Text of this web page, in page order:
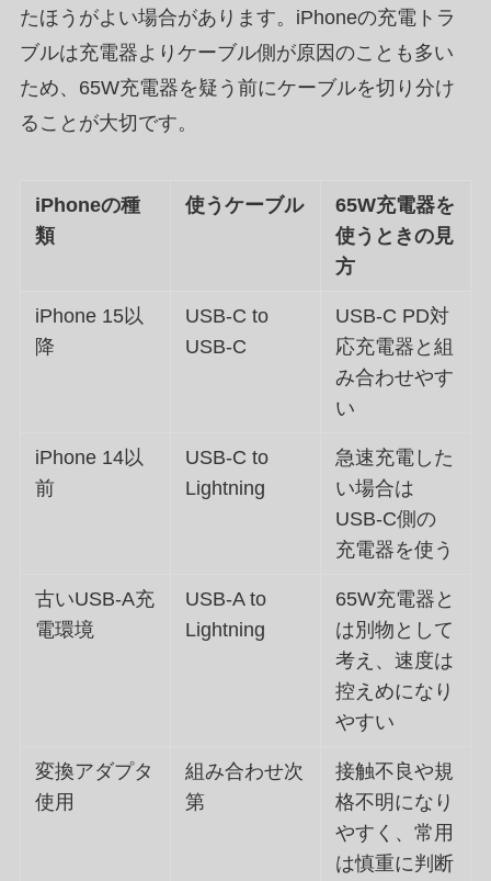
たほうがよい場合があります。iPhoneの充電トラ
ブルは充電器よりケーブル側が原因のことも多い
ため、65W充電器を疑う前にケーブルを切り分け
ることが大切です。
iPhoneの種
類
使うケーブル
65W充電器を
使うときの見
方
iPhone 15以
降
USB-C to
USB-C
USB-C PD対
応充電器と組
み合わせやす
い
iPhone 14以
前
USB-C to
Lightning
急速充電した
い場合は
USB-C側の
充電器を使う
古いUSB-A充
電環境
USB-A to
Lightning
65W充電器と
は別物として
考え、速度は
控えめになり
やすい
変換アダプタ
使用
組み合わせ次
第
接触不良や規
格不明になり
やすく、常用
は慎重に判断